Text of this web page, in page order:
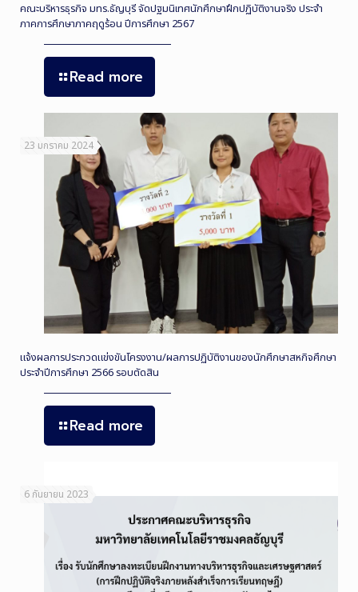
คณะบริหารธุรกิจ มทร.ธัญบุรี จัดปฐมนิเทศนักศึกษาฝึกปฏิบัติงานจริง ประจำ
ภาคการศึกษาภาคฤดูร้อน ปีการศึกษา 2567
Read more
23 มกราคม 2024
แจ้งผลการประกวดแข่งขันโครงงาน/ผลการปฏิบัติงานของนักศึกษาสหกิจศึกษา
ประจำปีการศึกษา 2566 รอบตัดสิน
Read more
6 กันยายน 2023